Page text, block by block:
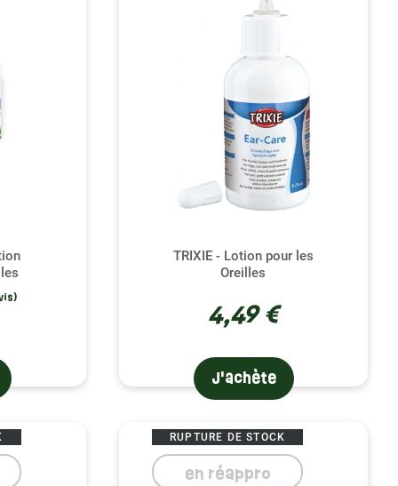
risque d'infections. Hamiform, avec ses produits
cherchiez une solution douce ou un nettoyage
santé et le confort de vos petits animaux.
de qualité à des prix abordables, mais aussi
sans attendre. Découvrez notre gamme
TRIXIE - Lotion pour les
Oreilles
4,49 €
J'achète
RUPTURE DE STOCK
en réappro